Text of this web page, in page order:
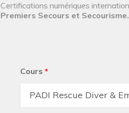
Certifications numériques
Premiers Secours et Secourisme.
Cours *